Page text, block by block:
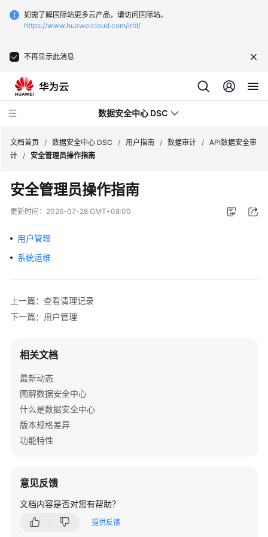
如需了解国际站更多云产品，请访问国际站。
https://www.huaweicloud.com/intl/
不再显示此消息
数据安全中心 DSC
新
动
品
计
明
快
速
入
门
南
开
通
文档首页 / 数据安全中心 DSC / 用户指南 / 数据审计 / API数据安全审
计 / 安全管理员操作指南
安全管理员操作指南
更新时间： 2026-07-28 GMT+08:00
用户管理
系统运维
上一篇：查看清理记录
下一篇：用户管理
相关文档
最新动态
图解数据安全中心
什么是数据安全中心
版本规格差异
功能特性
意见反馈
文档内容是否对您有帮助？
提供反馈